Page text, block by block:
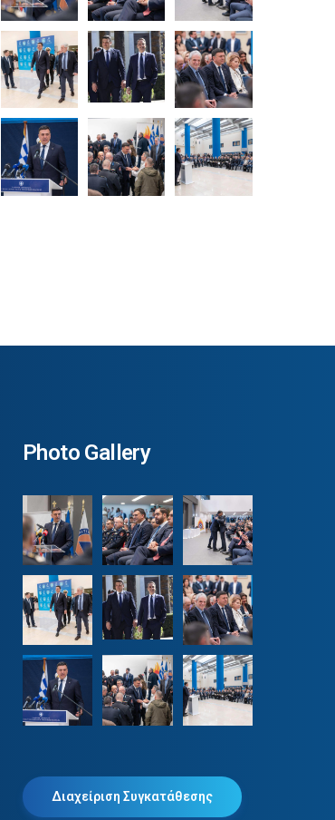
Photo Gallery
Διαχείριση Συγκατάθεσης